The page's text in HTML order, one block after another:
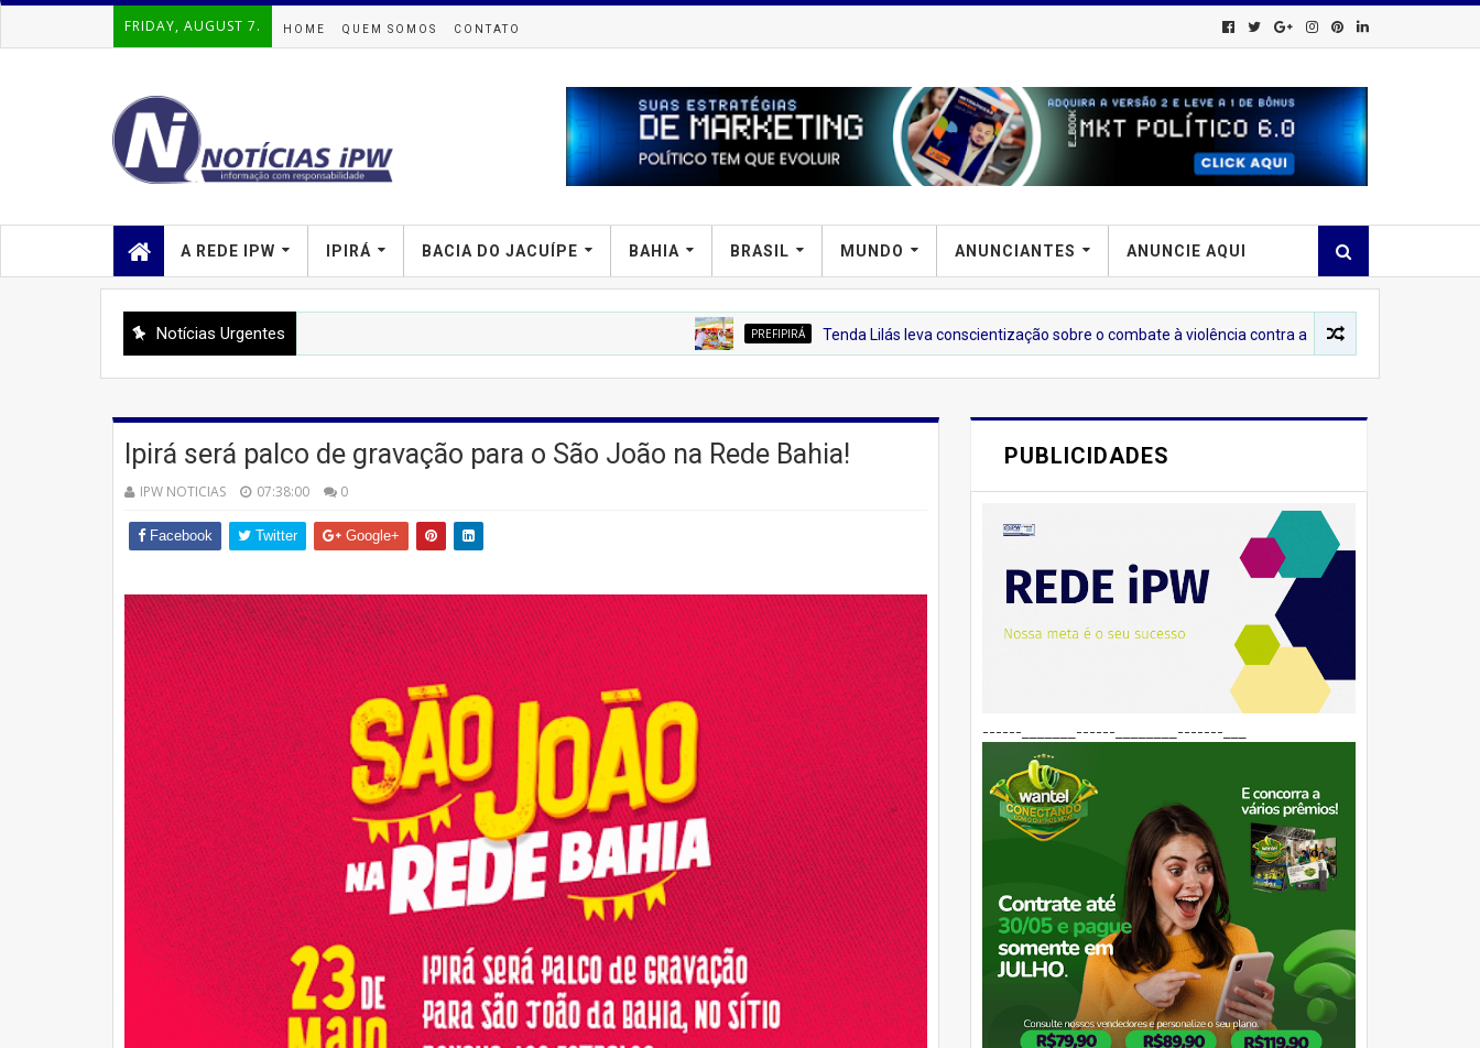
FRIDAY, AUGUST 7. HOME QUEM SOMOS CONTATO
A REDE IPW IPIRÁ BACIA DO JACUÍPE BAHIA BRASIL MUNDO ANUNCIANTES ANUNCIE AQUI
Notícias Urgentes PREFIPIRÁ Tenda Lilás leva conscientização sobre o combate à violência contra a mulher ao Centro de Abastecimento
Ipirá será palco de gravação para o São João na Rede Bahia!
IPW NOTICIAS 07:38:00 0
Facebook Twitter Google+
PUBLICIDADES
------_______------________-------___